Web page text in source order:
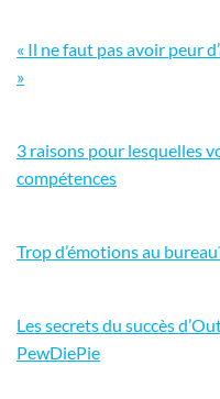
« Il ne faut pas avoir peur
»
3 raisons pour lesquelles
compétences
Trop d’émotions au
Les secrets du succès
PewDiePie